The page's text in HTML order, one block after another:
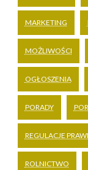
MARKETING
MOŻLIWOŚCI
OGŁOSZENIA
PORADY
REGULACJE
ROLNICTWO